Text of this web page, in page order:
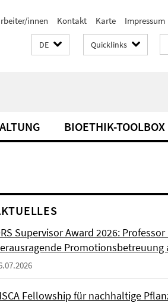
innen Kontakt Karte Impressum
DE Quicklinks
BIOETHIK-TOOLBOX
Supervisor Award 2026:
Promotionsbetreuung
Fellowship für nachhaltige